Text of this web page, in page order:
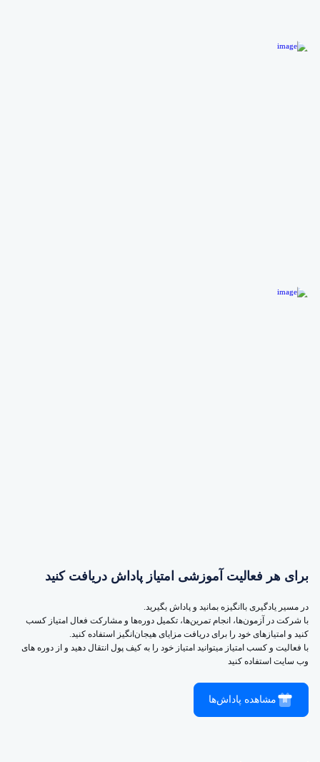
برای هر فعالیت آموزشی امتیاز پاداش دریافت کنید
در مسیر یادگیری باانگیزه بمانید و پاداش بگیرید.
با شرکت در آزمون‌ها، انجام تمرین‌ها، تکمیل دوره‌ها و مشارکت فعال امتیاز کسب
کنید و امتیازهای خود را برای دریافت مزایای هیجان‌انگیز استفاده کنید.
با فعالیت و کسب امتیاز میتوانید امتیاز خود را به کیف پول انتقال دهید و از دوره های
وب سایت استفاده کنید
مشاهده پاداش‌ها